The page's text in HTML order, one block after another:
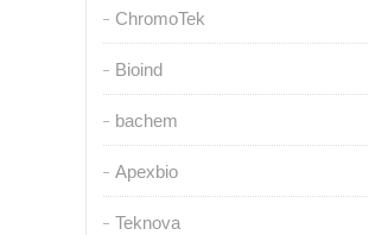
ChromoTek
Bioind
bachem
Apexbio
Teknova